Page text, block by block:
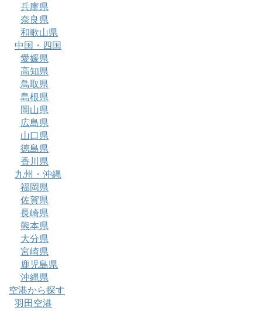
兵庫県
奈良県
和歌山県
中国・四国
愛媛県
高知県
鳥取県
島根県
岡山県
広島県
山口県
徳島県
香川県
九州・沖縄
福岡県
佐賀県
長崎県
熊本県
大分県
宮崎県
鹿児島県
沖縄県
空港から探す
羽田空港